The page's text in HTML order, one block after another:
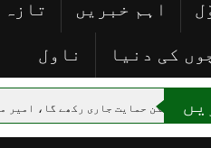
اہم خبریں
کی دنیا ناول
جاری رکھے گا، امیر مقام